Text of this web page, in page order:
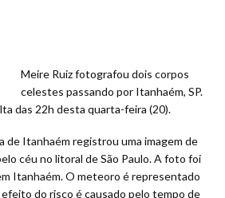
Meire Ruiz fotografou dois corpos
celestes passando por Itanhaém, SP.
das 22h desta quarta-feira (20).
de Itanhaém registrou uma imagem de
céu no litoral de São Paulo. A foto foi
Itanhaém. O meteoro é representado
do risco é causado pelo tempo de